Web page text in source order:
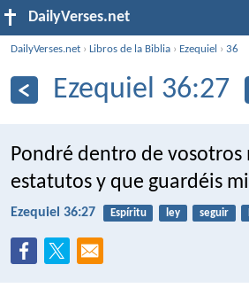
DailyVerses.net
DailyVerses.net ›Libros de la Biblia › Ezequiel ›36
Ezequiel 36:27
Pondré dentro de
estatutos y que guardéis
Ezequiel 36:27 Espíritu ley seguir